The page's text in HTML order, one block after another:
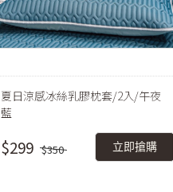
夏日涼感冰絲乳膠枕套/2入/午夜
藍
$299 $350 立即搶購